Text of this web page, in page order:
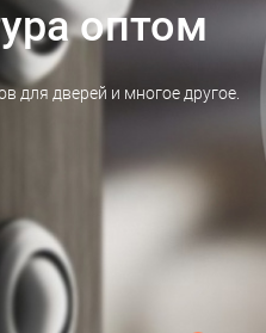
вида, а также ручки